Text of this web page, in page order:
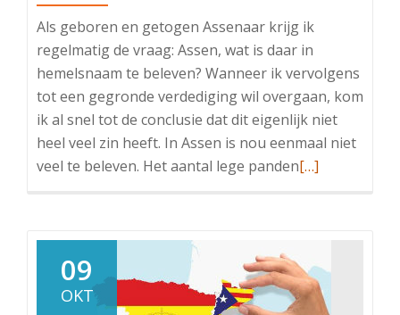
Als geboren en getogen Assenaar krijg ik
regelmatig de vraag: Assen, wat is daar in
hemelsnaam te beleven? Wanneer ik vervolgens
tot een gegronde verdediging wil overgaan, kom
ik al snel tot de conclusie dat dit eigenlijk niet
heel veel zin heeft. In Assen is nou eenmaal niet
veel te beleven. Het aantal lege pandenLees
Monaco
van
[…]
09
OKT